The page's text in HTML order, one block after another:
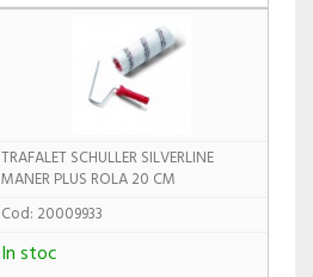
TRAFALET SCHULLER SILVERLINE
MANER PLUS ROLA 20 CM
Cod: 20009933
In stoc